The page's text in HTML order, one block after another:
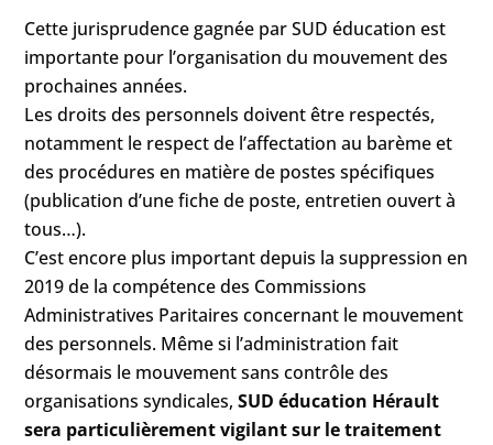
Cette jurisprudence gagnée par SUD éducation est
importante pour l’organisation du mouvement des
prochaines années.
Les droits des personnels doivent être respectés,
notamment le respect de l’affectation au barème et
des procédures en matière de postes spécifiques
(publication d’une fiche de poste, entretien ouvert à
tous…).
C’est encore plus important depuis la suppression en
2019 de la compétence des Commissions
Administratives Paritaires concernant le mouvement
des personnels. Même si l’administration fait
désormais le mouvement sans contrôle des
organisations syndicales,SUD éducation Hérault
sera particulièrement vigilant sur le traitement